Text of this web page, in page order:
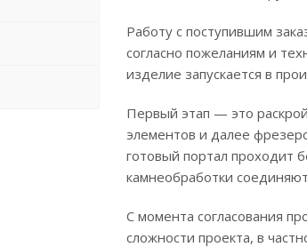
Работу с поступившим
согласно пожеланиям и
изделие запускается в
Первый этап — это
элементов и далее
готовый портал проходит
камнеобработки
С момента согласования
сложности проекта, в